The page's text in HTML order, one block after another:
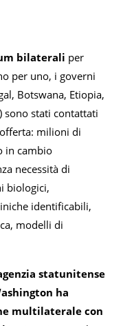
bilaterali per
per uno, i governi
Botswana, Etiopia,
sono stati contattati
milioni di
in cambio
necessità di
biologici,
identificabili,
modelli di
statunitense
ha
multilaterale con